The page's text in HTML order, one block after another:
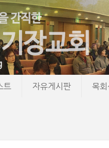
트 자유게시판 목